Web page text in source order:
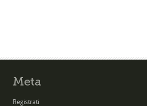
Meta
Registrati